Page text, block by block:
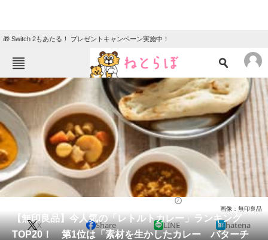
🎁 Switch 2もあたる！ プレゼントキャンペーン実施中！
ねとらぼメニュー
TOP ニュース
エンタメ クイズ
グルメ
住まい 教育・育児
リサーチ
会員記事
【無印良品】今人気の「レトルトカレー」ランキング
TOP20！ 第1位は「素材を生かしたカレー バターチ
画像：無印良品
X Share LINE hatena